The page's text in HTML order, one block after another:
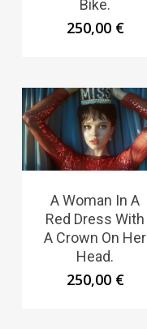
Bike.
250,00 €
A Woman In A
Red Dress With
A Crown On Her
Head.
250,00 €